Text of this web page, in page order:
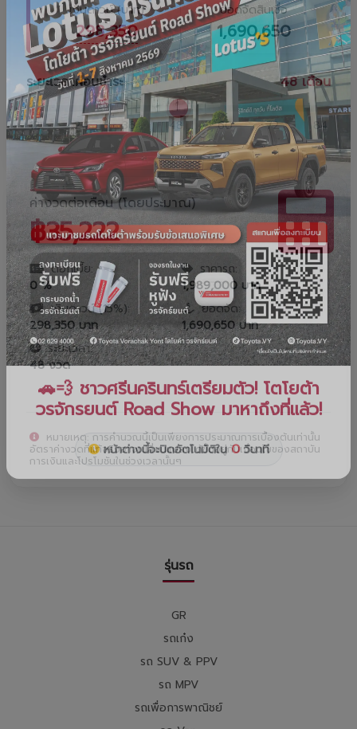
เงินดาวน์ (บาท)
298,350
ยอดจัดสินเชื่อ
1,690,650
ระยะเวลาผ่อนชำระ 48เดือน
12 24 36 48 60 72 84
ค่างวดต่อเดือน (โดยประมาณ)
฿35,222
ดอกเบี้ย:
0%
ราคารถ:
1,989,000 บาท
เงินดาวน์ (15%):
298,350บาท
ยอดจัด:
1,690,650บาท
ระยะเวลา:
48งวด
หมายเหตุ: การคำนวณนี้เป็นเพียงการประมาณการเบื้องต้นเท่านั้น
อัตราค่างวดที่แท้จริงอาจเปลี่ยนแปลงได้ขึ้นอยู่กับเงื่อนไขของสถาบัน
การเงินและโปรโมชันในช่วงเวลานั้นๆ
รุ่นรถ
GR
รถเก๋ง
รถ SUV & PPV
รถ MPV
รถเพื่อการพาณิชย์